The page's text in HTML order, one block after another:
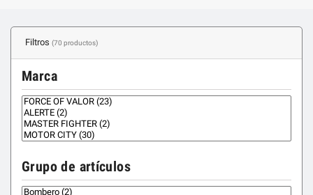
Filtros (70 productos)
Marca
Grupo de artículos